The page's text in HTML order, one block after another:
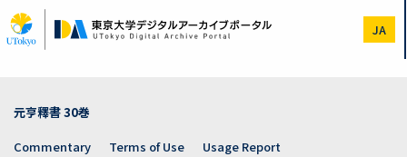
to
main
JA
元亨釋書 30巻
Commentary
Terms of Use Usage Report